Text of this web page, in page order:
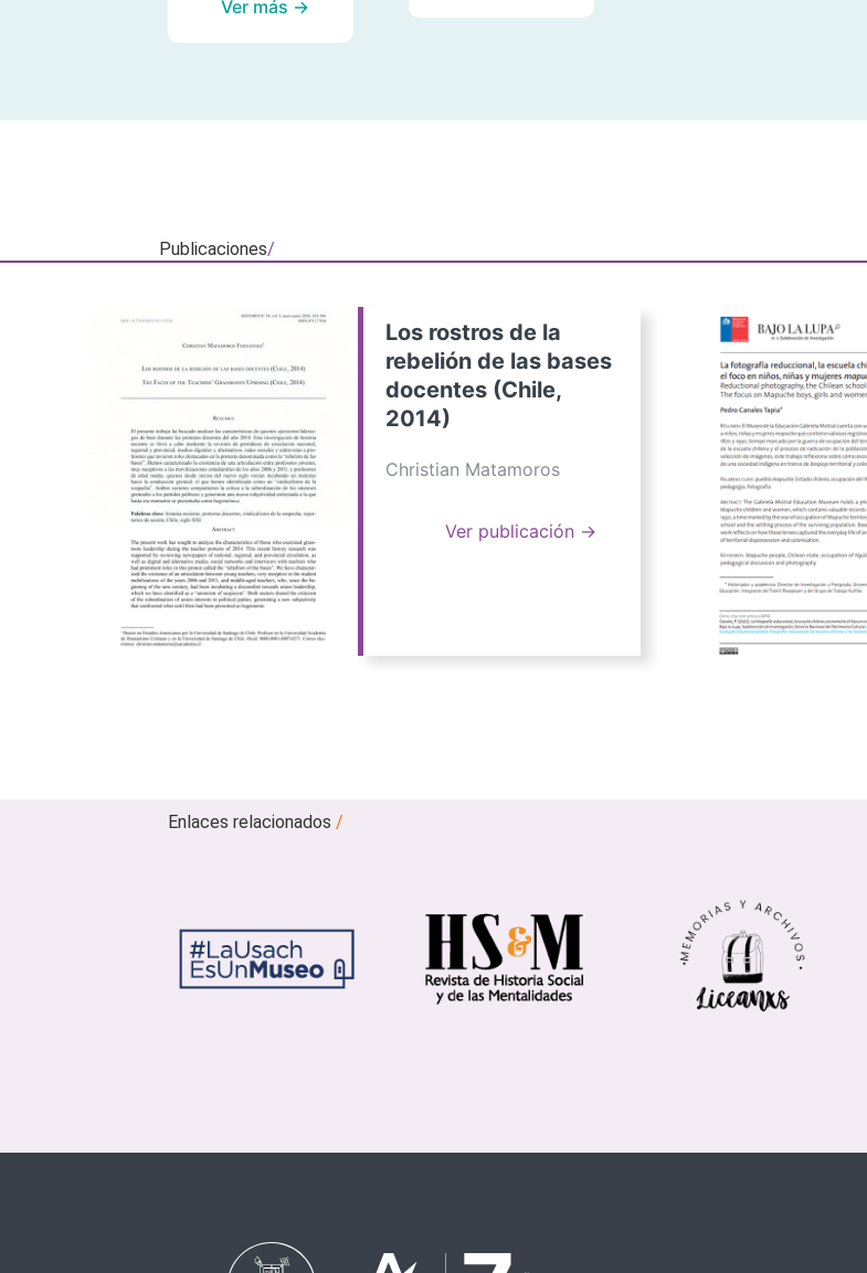
Ver más →
Publicaciones/
Los rostros de la
rebelión de las bases
docentes (Chile,
2014)
Christian Matamoros
Ver publicación →
Enlaces relacionados/